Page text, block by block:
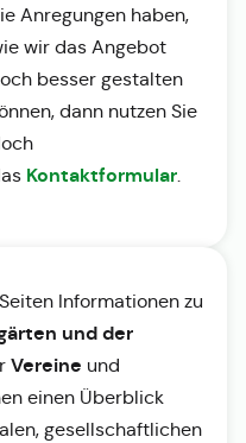
Anregungen haben,
wir das Angebot
besser gestalten
dann nutzen Sie
Kontaktformular.
Informationen zu
und der
Vereine und
einen Überblick
gesellschaftlichen